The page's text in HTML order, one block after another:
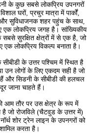
के कुछ सबसे लोकप्रिय उपनगरों
घरों, प्रचुर मात्रा में पार्कों,
सुविधाजनक शहर पहुंच के साथ,
एक लोकप्रिय जगह है। सांख्यिकीय
सुरक्षित क्षेत्रों में से एक है, जो
एक लोकप्रिय विकल्प बनाता है।
के उत्तर पश्चिम में स्थित है
उन लोगों के लिए एकदम सही है जो
हैं और सिडनी के सीबीडी की हलचल
जाना चाहते हैं।
आम तौर पर उस क्षेत्र के रूप में
है जो रोजविले (चैटवुड के उत्तर में)
शोर ट्रेन लाइन के उपनगरों को
शामिल करता है।